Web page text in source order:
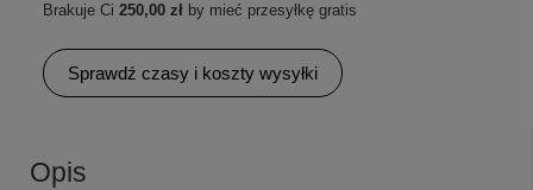
Brakuje Ci 250,00 zł by mieć przesyłkę gratis
Sprawdź czasy i koszty wysyłki
Opis